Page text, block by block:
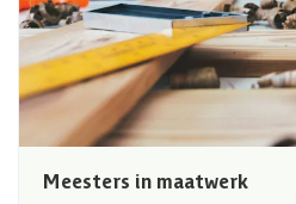
Meesters in maatwerk